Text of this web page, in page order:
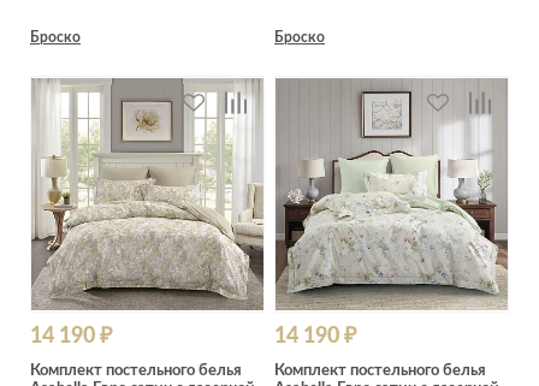
Броско Броско
14 190 ₽
Комплект постельного белья
14 190 ₽
Комплект постельного белья